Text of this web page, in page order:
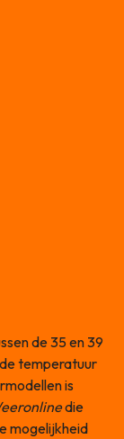
de 35 en 39
temperatuur
is
die
mogelijkheid